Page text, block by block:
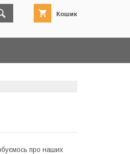
Кошик
про наших